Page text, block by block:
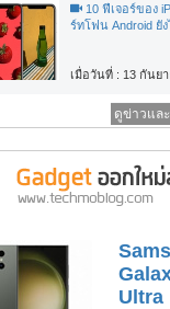
10 ฟีเจอร์ของ
ร์ทโฟน Android ยั
เมื่อวันที่ : 13 กันย
ดูข่าวแล
Ultra